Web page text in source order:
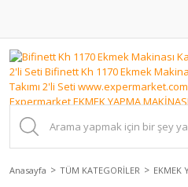
Anasayfa TÜM KATEGORİLER EKMEK